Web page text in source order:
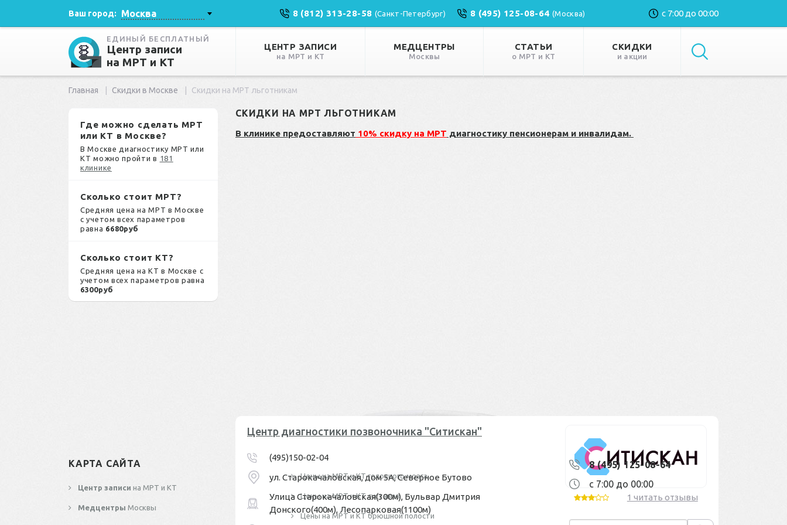
Ваш город: Москва 8 (812) 313-28-58 (Санкт-Петербург) 8 (495) 125-08-64(Москва) с 7:00 до 00:00
ЕДИНЫЙ БЕСПЛАТНЫЙ
Центр записи
на МРТ и КТ
ЦЕНТР ЗАПИСИ
на МРТ и КТ
МЕДЦЕНТРЫ
Москвы
СТАТЬИ
о МРТ и КТ
СКИДКИ
и акции
Главная Скидки в Москве Скидки на МРТ льготникам
Где можно сделать МРТ
или КТ в Москве?
В Москве диагностику МРТ или
КТ можно пройти в 181
клинике
Сколько стоит МРТ?
Средняя цена на МРТ в Москве
с учетом всех параметров
равна 6680руб
Сколько стоит КТ?
Средняя цена на КТ в Москве с
учетом всех параметров равна
6300руб
СКИДКИ НА МРТ ЛЬГОТНИКАМ
В клинике предоставляют 10% скидку на МРТ диагностику пенсионерам и инвалидам.
Центр диагностики позвоночника "Ситискан"
(495)150-02-04
ул. Старокачаловская, дом 5А, Северное Бутово
Улица Старокачаловская(300м), Бульвар Дмитрия
Донского(400м), Лесопарковая(1100м)
1 читать отзывы
КАРТА САЙТА
Центр записи на МРТ и КТ
Медцентры Москвы
Цены на МРТ и КТ головного мозга
Цены на МРТ и КТ суставов
Цены на МРТ и КТ брюшной полости
8 (495) 125-08-64
с 7:00 до 00:00